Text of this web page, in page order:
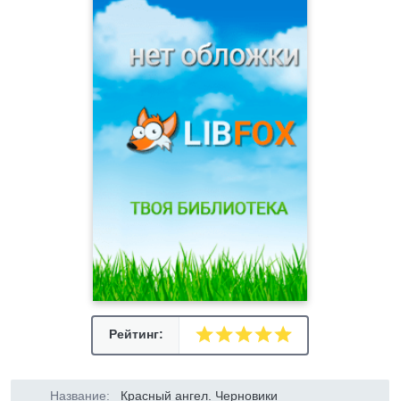
Рейтинг:
Название: Красный ангел. Черновики